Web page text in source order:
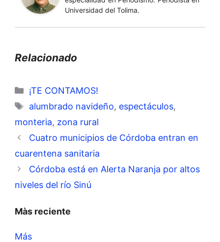
Universidad del Tolima.
Relacionado
Categorías
¡TE CONTAMOS!
Etiquetas
alumbrado navideño, espectáculos,
monteria, zona rural
Cuatro municipios de Córdoba entran en
cuarentena sanitaria
Córdoba está en Alerta Naranja por altos
niveles del río Sinú
Màs reciente
Más